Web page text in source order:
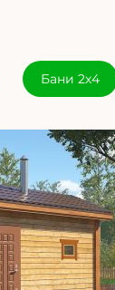
Бани 2х4